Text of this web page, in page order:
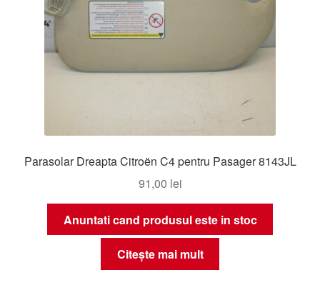
Parasolar Dreapta Citroën C4 pentru Pasager 8143JL
91,00 lei
Anuntati cand produsul este in stoc
Citește mai mult